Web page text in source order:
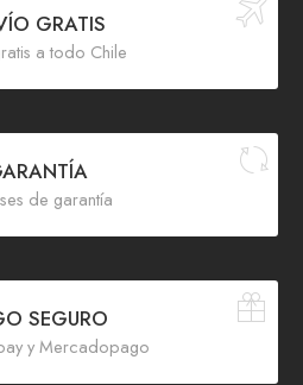
GRATIS
a todo Chile
de garantía
SEGURO
y Mercadopago